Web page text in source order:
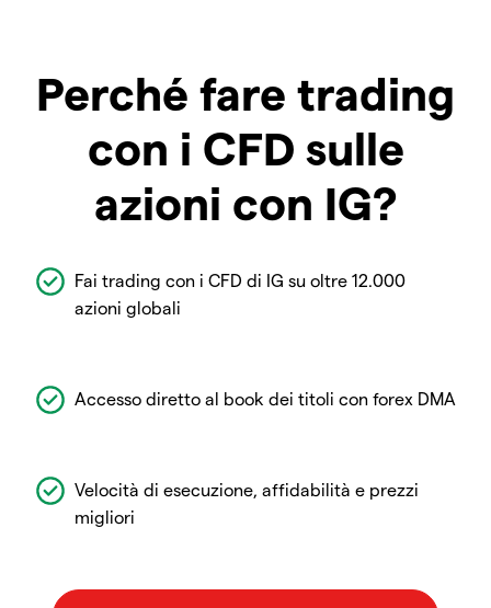
Perché fare trading
con i CFD sulle
azioni con IG?
Fai trading con i CFD di IG su oltre 12.000
azioni globali
Accesso diretto al book dei titoli con forex DMA
Velocità di esecuzione, affidabilità e prezzi
migliori